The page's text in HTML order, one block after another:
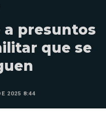
a presuntos
que se
2025 8:44